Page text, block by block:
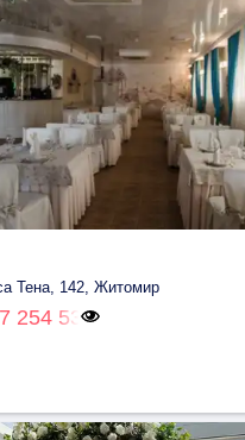
Тена, 142, Житомир
254 53